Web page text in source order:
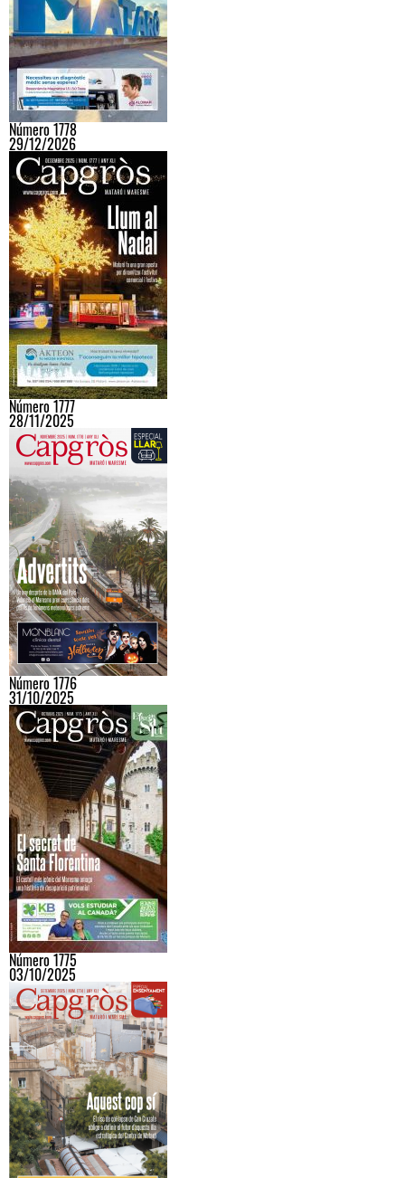
Número 1778
29/12/2026
Número 1777
28/11/2025
Número 1776
31/10/2025
Número 1775
03/10/2025